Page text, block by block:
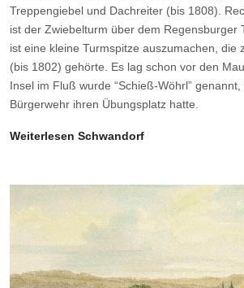
Treppengiebel und Dachreiter (bis 1808).
ist der Zwiebelturm über dem Regensburger
ist eine kleine Turmspitze auszumachen, die
(bis 1802) gehörte. Es lag schon vor den
Insel im Fluß wurde “Schieß-Wöhrl”
Bürgerwehr ihren Übungsplatz hatte.
Weiterlesen Schwandorf